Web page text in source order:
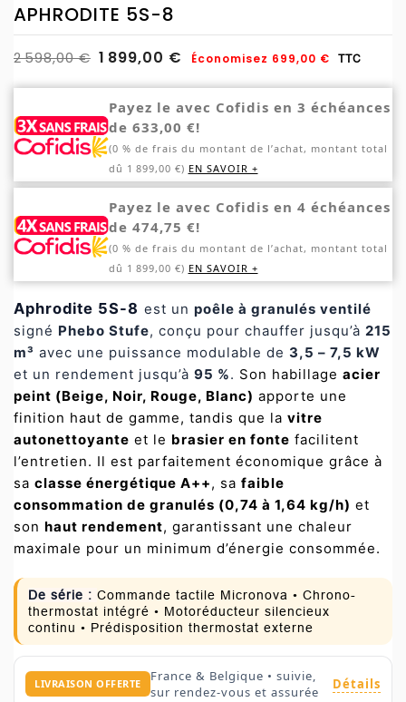
APHRODITE 5S-8
2 598,00 € 1 899,00 € Économisez 699,00 € TTC
Payez le avec Cofidis en 3 échéances
de 633,00 €!
(0 % de frais du montant de l’achat, montant total
dû 1 899,00 €) EN SAVOIR +
Payez le avec Cofidis en 4 échéances
de 474,75 €!
(0 % de frais du montant de l’achat, montant total
dû 1 899,00 €) EN SAVOIR +
Aphrodite 5S-8 est un poêle à granulés ventilé
signé Phebo Stufe, conçu pour chauffer jusqu’à 215
m³ avec une puissance modulable de 3,5 – 7,5 kW
et un rendement jusqu’à 95 %. Son habillage acier
peint (Beige, Noir, Rouge, Blanc) apporte une
finition haut de gamme, tandis que la vitre
autonettoyante et le brasier en fonte facilitent
l’entretien. Il est parfaitement économique grâce à
sa classe énergétique A++, sa faible
consommation de granulés (0,74 à 1,64 kg/h) et
son haut rendement, garantissant une chaleur
maximale pour un minimum d’énergie consommée.
De série : Commande tactile Micronova • Chrono-
thermostat intégré • Motoréducteur silencieux
continu • Prédisposition thermostat externe
LIVRAISON OFFERTE
France & Belgique • suivie,
sur rendez-vous et assurée
Détails